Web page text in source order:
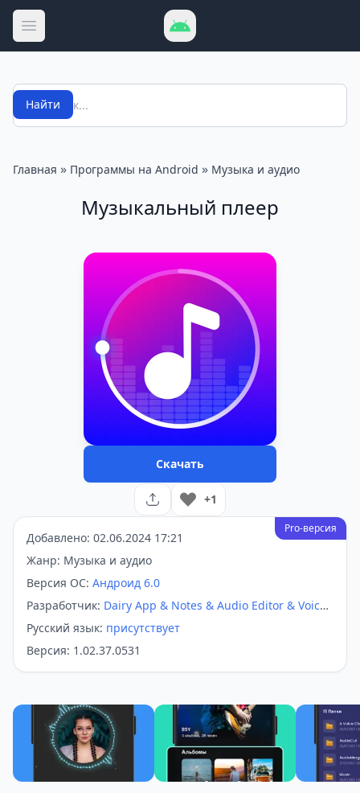
Открыть меню
Поиск
Найти
Главная » Программы на Android » Музыка и аудио
Музыкальный плеер
Скачать
+1
Pro-версия
Добавлено: 02.06.2024 17:21
Жанр: Музыка и аудио
Версия ОС: Андроид 6.0
Разработчик: Dairy App & Notes & Audio Editor & Voice
Recorder
Русский язык: присутствует
Версия: 1.02.37.0531